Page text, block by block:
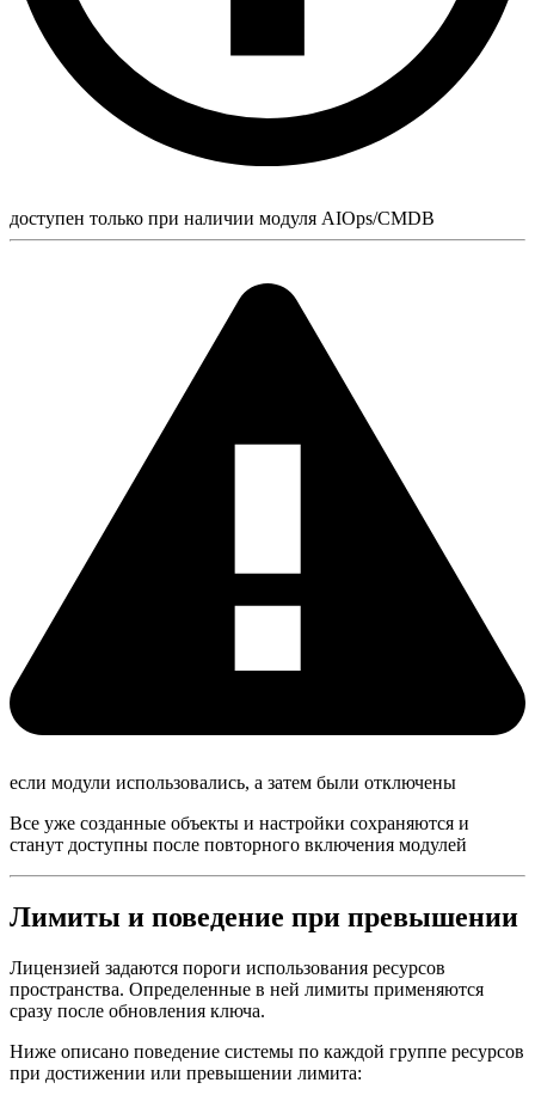
доступен только при наличии модуля AIOps/CMDB
если модули использовались, а затем были отключены
Все уже созданные объекты и настройки сохраняются и
станут доступны после повторного включения модулей
Лимиты и поведение при превышении
Лицензией задаются пороги использования ресурсов
пространства. Определенные в ней лимиты применяются
сразу после обновления ключа.
Ниже описано поведение системы по каждой группе ресурсов
при достижении или превышении лимита: